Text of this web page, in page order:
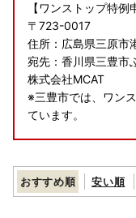
【ワンストップ特例
〒723-0017
住所：広島県三原
宛先：香川県三豊市
株式会社MCAT
※三豊市では、ワン
ています。
株式会社MCAT
TEL:050-1732-1444
おすすめ順 安い順